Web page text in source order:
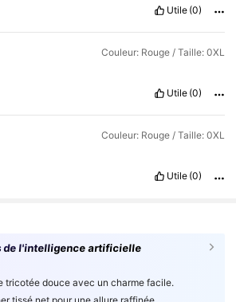
Utile (0)
Couleur: Rouge / Taille: 0XL
Utile (0)
Couleur: Rouge / Taille: 0XL
Utile (0)
de l'intelligence artificielle
tricotée douce avec un charme facile.